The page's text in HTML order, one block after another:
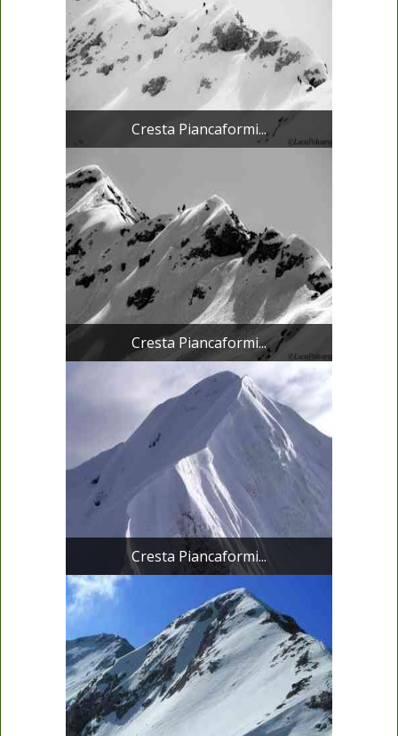
Cresta Piancaformi...
Cresta Piancaformi...
Cresta Piancaformi...